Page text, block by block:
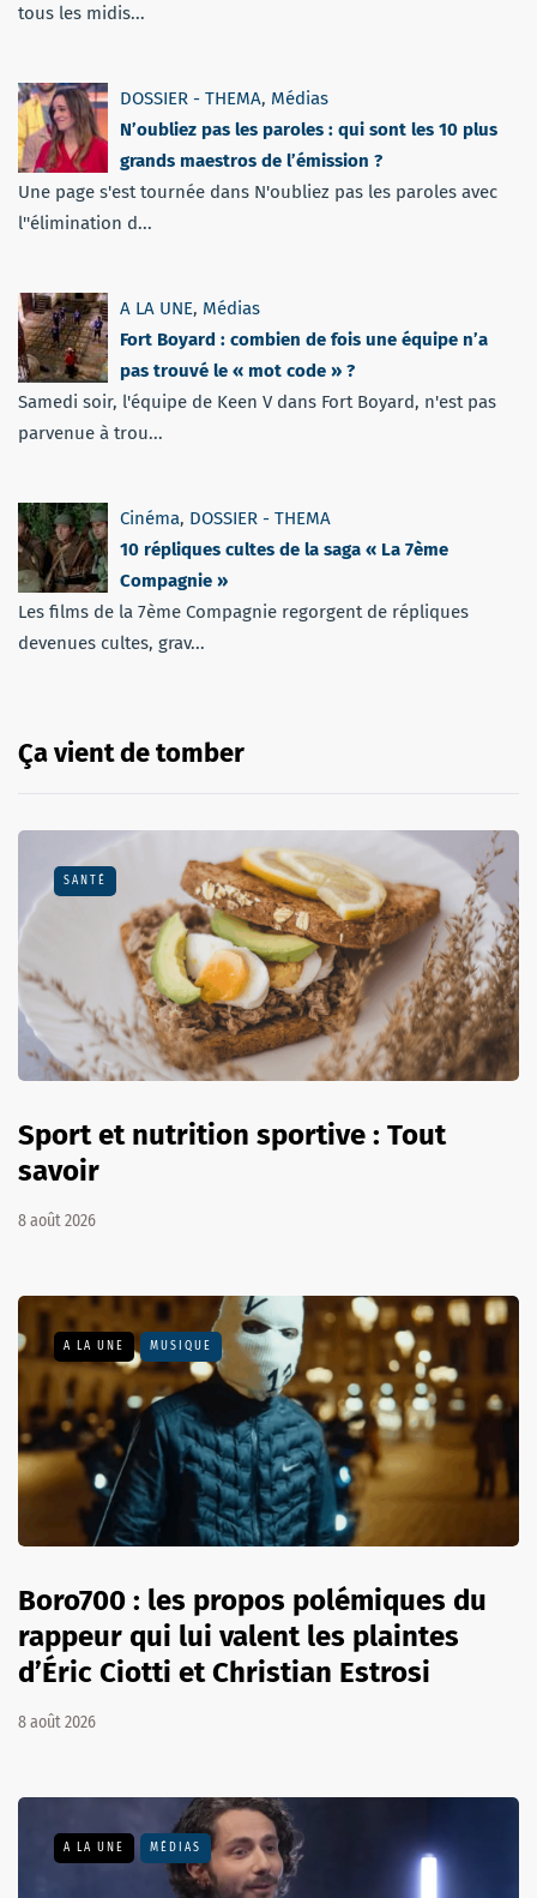
tous les midis...
DOSSIER - THEMA, Médias
N’oubliez pas les paroles : qui sont les 10 plus
grands maestros de l’émission ?
Une page s'est tournée dans N'oubliez pas les paroles avec
l''élimination d...
A LA UNE, Médias
Fort Boyard : combien de fois une équipe n’a
pas trouvé le « mot code » ?
Samedi soir, l'équipe de Keen V dans Fort Boyard, n'est pas
parvenue à trou...
Cinéma, DOSSIER - THEMA
10 répliques cultes de la saga « La 7ème
Compagnie »
Les films de la 7ème Compagnie regorgent de répliques
devenues cultes, grav...
Ça vient de tomber
SANTÉ
Sport et nutrition sportive : Tout
savoir
8 août 2026
A LA UNE MUSIQUE
Boro700 : les propos polémiques du
rappeur qui lui valent les plaintes
d’Éric Ciotti et Christian Estrosi
8 août 2026
A LA UNE MÉDIAS